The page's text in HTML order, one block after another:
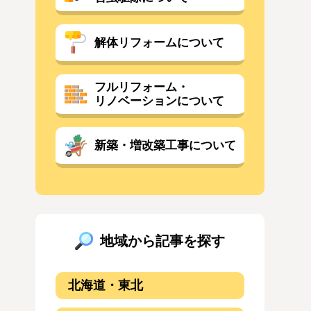
解体リフォームについて
フルリフォーム・
リノベーションについて
新築・増改築工事について
地域から記事を探す
北海道・東北